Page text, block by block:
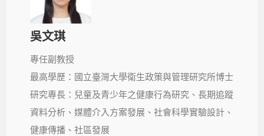
吳文琪
專任副教授
最高學歷：國立臺灣大學衛生政策與管理研究所博士
研究專長：兒童及青少年之健康行為研究、長期追蹤
資料分析、媒體介入方案發展、社會科學實驗設計、
健康傳播、社區發展